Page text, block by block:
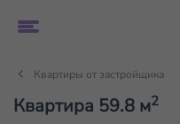
Квартиры от застройщика
Квартира 59.8 м2